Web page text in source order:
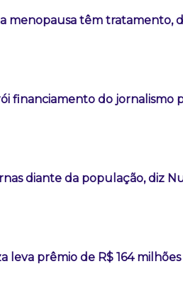
menopausa têm tratamento,
financiamento do jornalismo
diante da população, diz
leva prêmio de R$ 164